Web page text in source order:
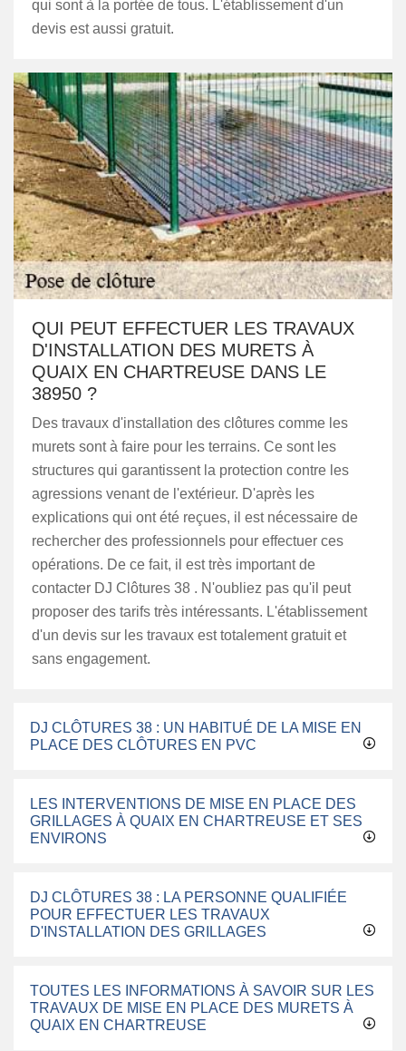
qui sont à la portée de tous. L'établissement d'un
devis est aussi gratuit.
QUI PEUT EFFECTUER LES TRAVAUX
D'INSTALLATION DES MURETS À
QUAIX EN CHARTREUSE DANS LE
38950 ?
Des travaux d'installation des clôtures comme les
murets sont à faire pour les terrains. Ce sont les
structures qui garantissent la protection contre les
agressions venant de l'extérieur. D'après les
explications qui ont été reçues, il est nécessaire de
rechercher des professionnels pour effectuer ces
opérations. De ce fait, il est très important de
contacter DJ Clôtures 38 . N'oubliez pas qu'il peut
proposer des tarifs très intéressants. L'établissement
d'un devis sur les travaux est totalement gratuit et
sans engagement.
DJ CLÔTURES 38 : UN HABITUÉ DE LA MISE EN
PLACE DES CLÔTURES EN PVC
LES INTERVENTIONS DE MISE EN PLACE DES
GRILLAGES À QUAIX EN CHARTREUSE ET SES
ENVIRONS
DJ CLÔTURES 38 : LA PERSONNE QUALIFIÉE
POUR EFFECTUER LES TRAVAUX
D'INSTALLATION DES GRILLAGES
TOUTES LES INFORMATIONS À SAVOIR SUR LES
TRAVAUX DE MISE EN PLACE DES MURETS À
QUAIX EN CHARTREUSE